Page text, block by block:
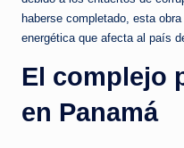
haberse completado, esta
energética que afecta al país
El complejo
en Panamá